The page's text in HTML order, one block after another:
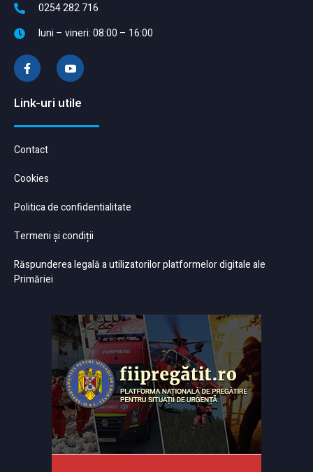
0254 282 716
luni – vineri: 08:00 – 16:00
Link-uri utile
Contact
Cookies
Politica de confidentialitate
Termeni și condiții
Răspunderea legală a utilizatorilor platformelor digitale ale
Primăriei